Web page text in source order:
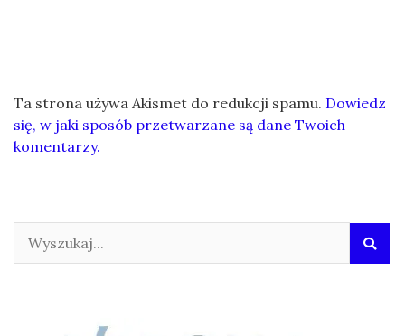
Ta strona używa Akismet do redukcji spamu. Dowiedz
się, w jaki sposób przetwarzane są dane Twoich
komentarzy.